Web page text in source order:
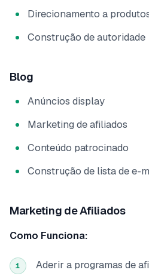
Direcionamento a
Construção de autoridade
Blog
Anúncios display
Marketing de afiliados
Conteúdo patrocinado
Construção de lista de e-
Marketing de Afiliados
Como Funciona:
1 Aderir a programas de